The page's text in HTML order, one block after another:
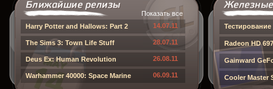
Показать все
Harry Potter and Hallows: Part 2
14.07.11
The Sims 3: Town Life Stuff 28.07.11
Deus Ex: Human Revolution 26.08.11
Warhammer 40000: Space Marine 06.09.11
Тестирование
Radeon HD
Gainward
Cooler Master